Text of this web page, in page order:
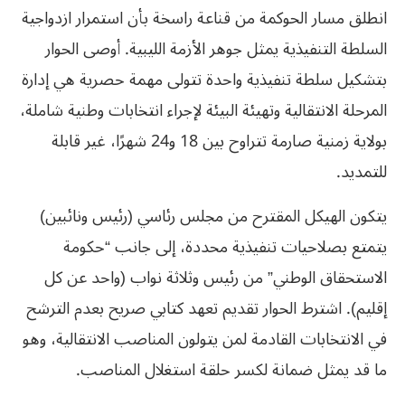
انطلق مسار الحوكمة من قناعة راسخة بأن استمرار ازدواجية
السلطة التنفيذية يمثل جوهر الأزمة الليبية. أوصى الحوار
بتشكيل سلطة تنفيذية واحدة تتولى مهمة حصرية هي إدارة
المرحلة الانتقالية وتهيئة البيئة لإجراء انتخابات وطنية شاملة،
بولاية زمنية صارمة تتراوح بين 18 و24 شهرًا، غير قابلة
للتمديد.
يتكون الهيكل المقترح من مجلس رئاسي (رئيس ونائبين)
يتمتع بصلاحيات تنفيذية محددة، إلى جانب “حكومة
الاستحقاق الوطني” من رئيس وثلاثة نواب (واحد عن كل
إقليم). اشترط الحوار تقديم تعهد كتابي صريح بعدم الترشح
في الانتخابات القادمة لمن يتولون المناصب الانتقالية، وهو
ما قد يمثل ضمانة لكسر حلقة استغلال المناصب.